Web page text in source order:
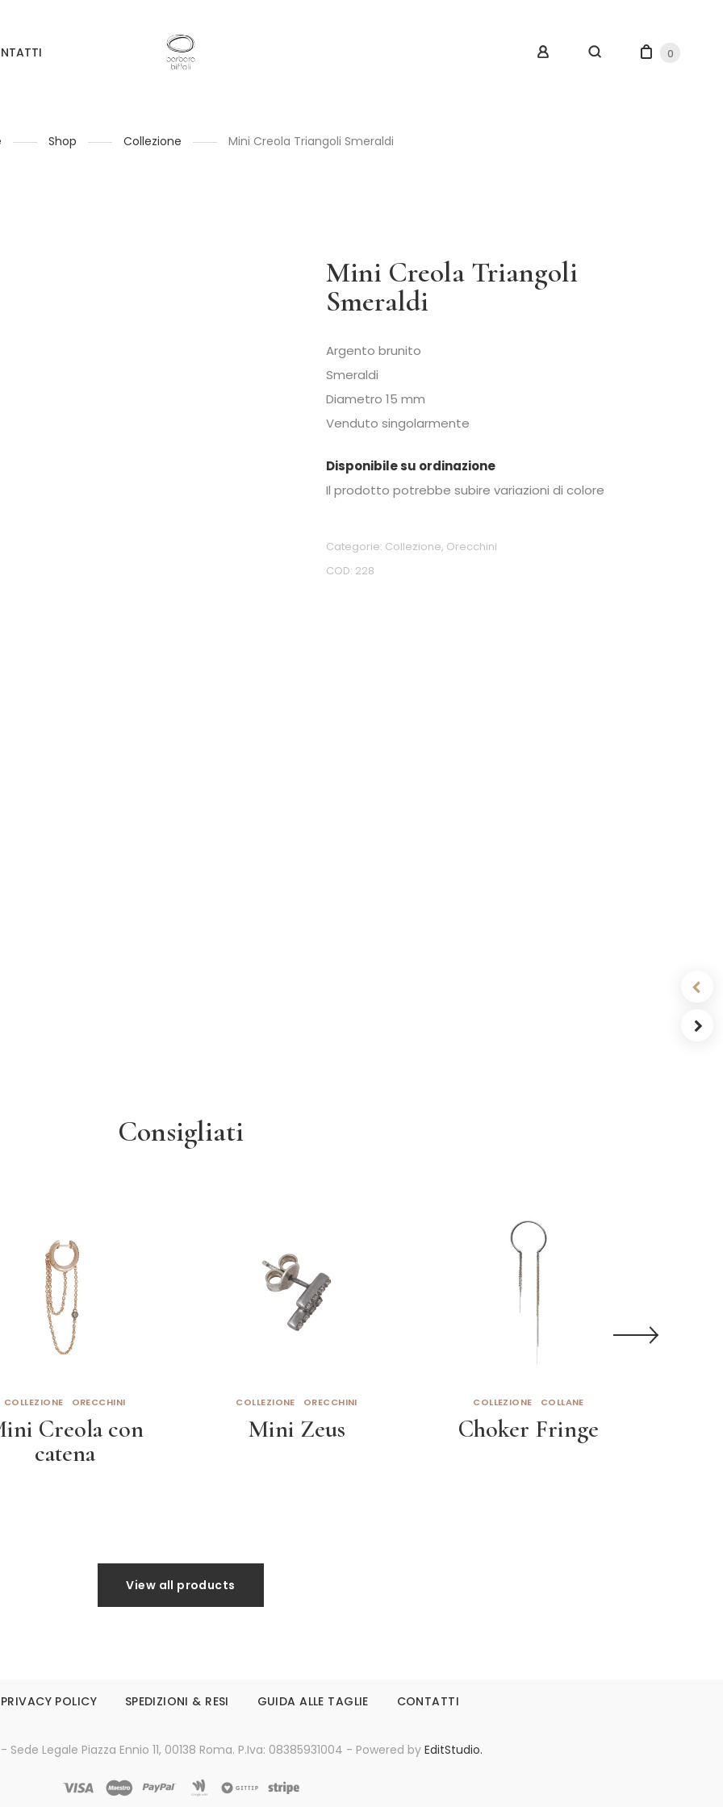
0
Shop Collezione Mini Creola Triangoli Smeraldi
Mini Creola Triangoli
Smeraldi
Argento brunito
Smeraldi
Diametro 15 mm
Venduto singolarmente
Disponibile su ordinazione
Il prodotto potrebbe subire variazioni di colore
COD: 228
Categorie: Collezione, Orecchini
Consigliati
COLLEZIONE ORECCHINI
Creola con
catena
COLLEZIONE ORECCHINI
Mini Zeus
COLLEZIONE COLLANE
Choker Fringe
View all products
PRIVACY POLICY SPEDIZIONI & RESI GUIDA ALLE TAGLIE CONTATTI
Legale Piazza Ennio 11, 00138 Roma. P.Iva: 08385931004 - Powered by EditStudio.